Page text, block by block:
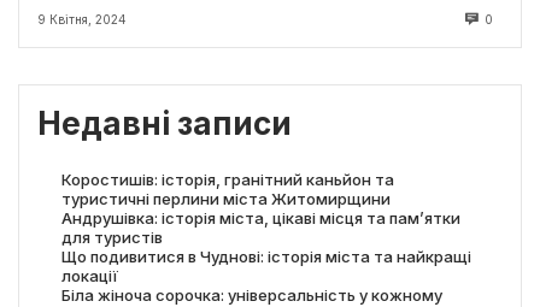
9 Квітня, 2024 0
Недавні записи
Коростишів: історія, гранітний каньйон та
туристичні перлини міста Житомирщини
Андрушівка: історія міста, цікаві місця та пам’ятки
для туристів
Що подивитися в Чуднові: історія міста та найкращі
локації
Біла жіноча сорочка: універсальність у кожному